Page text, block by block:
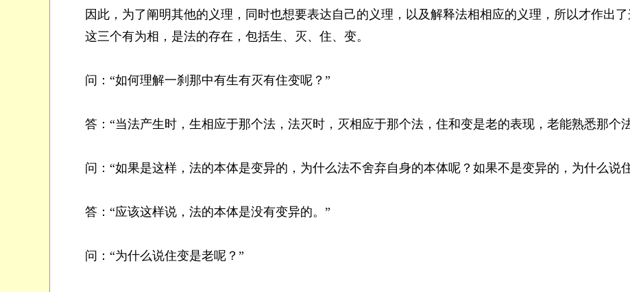
因此，为了阐明其他的义理，同时也想要表达自己的义理，以及解释法相相应的义理，所以才作出了
这三个有为相，是法的存在，包括生、灭、住、变。
问：“如何理解一刹那中有生有灭有住变呢？”
答：“当法产生时，生相应于那个法，法灭时，灭相应于那个法，住和变是老的表现，老能熟悉那个
问：“如果是这样，法的本体是变异的，为什么法不舍弃自身的本体呢？如果不是变异的，为什么说
答：“应该这样说，法的本体是没有变异的。”
问：“为什么说住变是老呢？”